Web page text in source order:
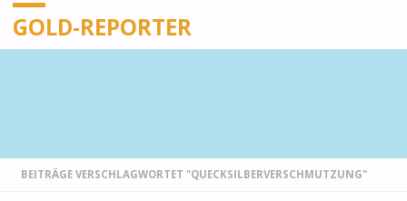
GOLD-REPORTER
STARTSEITE
BEITRÄGE VERSCHLAGWORTET "QUECKSILBERVERSCHMUTZUNG"